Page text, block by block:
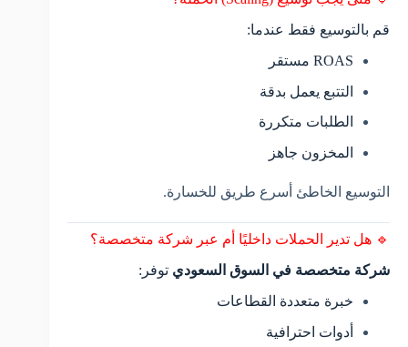
قم بالتوسيع فقط عندما:
ROAS مستقر
التتبع يعمل بدقة
الطلبات متكررة
المخزون جاهز
التوسيع الخاطئ أسرع طريق للخسارة.
🔹 هل تدير الحملات داخليًا أم عبر شركة متخصصة؟
شركة متخصصة في السوق السعودي توفر:
خبرة متعددة القطاعات
أدوات احترافية